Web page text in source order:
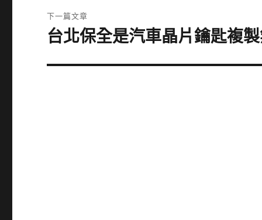
文
章:
下一篇文章
下
篇
台北保全是汽車晶片鑰匙複